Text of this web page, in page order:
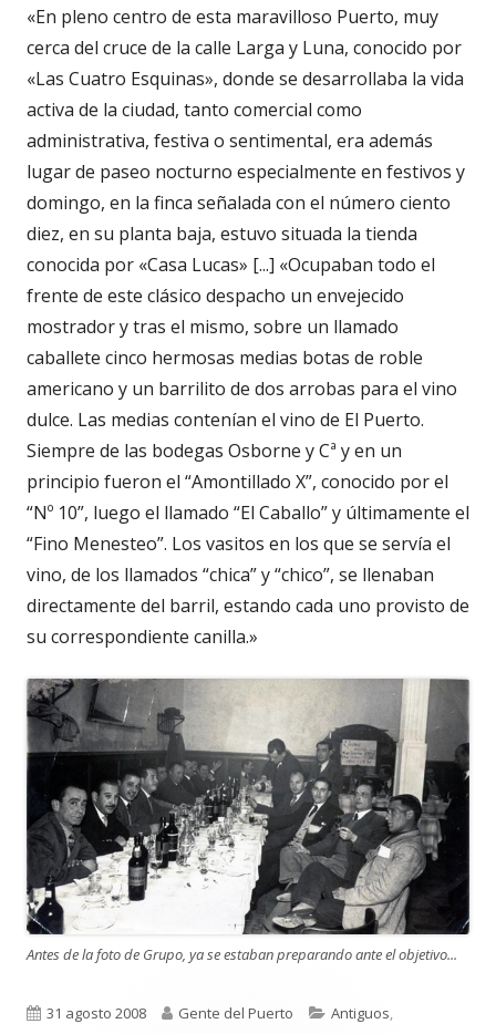
«En pleno centro de esta maravilloso Puerto, muy
cerca del cruce de la calle Larga y Luna, conocido por
«Las Cuatro Esquinas», donde se desarrollaba la vida
activa de la ciudad, tanto comercial como
administrativa, festiva o sentimental, era además
lugar de paseo nocturno especialmente en festivos y
domingo, en la finca señalada con el número ciento
diez, en su planta baja, estuvo situada la tienda
conocida por «Casa Lucas» [...] «Ocupaban todo el
frente de este clásico despacho un envejecido
mostrador y tras el mismo, sobre un llamado
caballete cinco hermosas medias botas de roble
americano y un barrilito de dos arrobas para el vino
dulce. Las medias contenían el vino de El Puerto.
Siempre de las bodegas Osborne y Cª y en un
principio fueron el “Amontillado X”, conocido por el
“Nº 10”, luego el llamado “El Caballo” y últimamente el
“Fino Menesteo”. Los vasitos en los que se servía el
vino, de los llamados “chica” y “chico”, se llenaban
directamente del barril, estando cada uno provisto de
su correspondiente canilla.»
Antes de la foto de Grupo, ya se estaban preparando ante el objetivo...
Publicado
31 agosto 2008 Autor
Gente del Puerto Categorías
Antiguos,